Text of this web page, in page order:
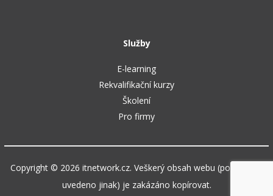
Služby
E-learning
Rekvalifikační kurzy
Školení
Pro firmy
Copyright © 2026 itnetwork.cz. Veškerý obsah webu (pokud není
uvedeno jinak) je zakázáno kopírovat.